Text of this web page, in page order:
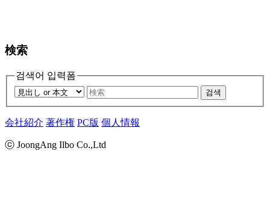
検索
검색어 입력폼
검색
会社紹介 著作権 PC版 個人情報
ⓒ JoongAng Ilbo Co.,Ltd